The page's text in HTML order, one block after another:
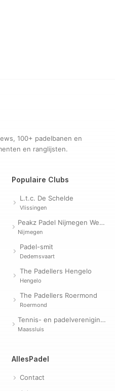
100+ padelbanen en
en ranglijsten.
Populaire Clubs
L.t.c. De Schelde
Vlissingen
Peakz Padel Nijmegen Westerpark | Padelclub
Nijmegen
Padel-smit
Dedemsvaart
The Padellers Hengelo
Hengelo
The Padellers Roermond
Roermond
Tennis- en padelvereniging Evergreen
Maassluis
AllesPadel
Contact